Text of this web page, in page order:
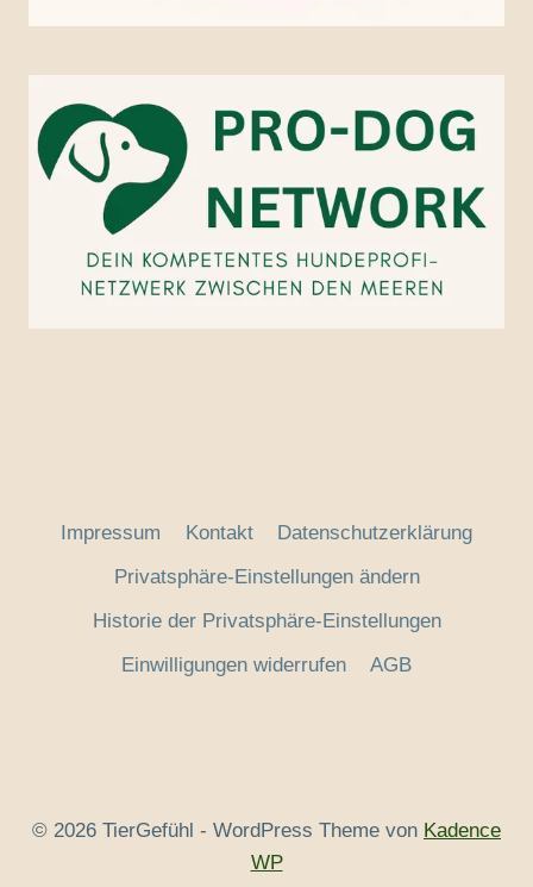
Impressum Kontakt
Datenschutzerklärung
Privatsphäre-Einstellungen ändern
Historie der Privatsphäre-Einstellungen
Einwilligungen widerrufen
AGB
© 2026 TierGefühl - WordPress Theme von Kadence
WP